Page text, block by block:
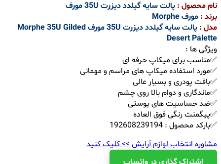
نام محصول : پالت سایه گیلدد دیزرت 35U مورف
برند : مورف Morphe
مدل :
پالت سایه گیلدد دیزرت 35U مورف Morphe 35U Gilded
Desert Palette
ویژگی ها :
✅مناسب برای میکاپ حرفه ای
✅مورد استفاده میکاپ های مراسم و مهمانی
✅بافت پودری و بسیار عالی
✅ماندگاری و دوام بالا روی چشم
✅ضد حساسیت های پوستی
✅پیگمنت رنگی فوق العاده
✅بارکد محصول : 192608239194
مشاوره انتخاب لوازم آرایش >> کلیک کنید